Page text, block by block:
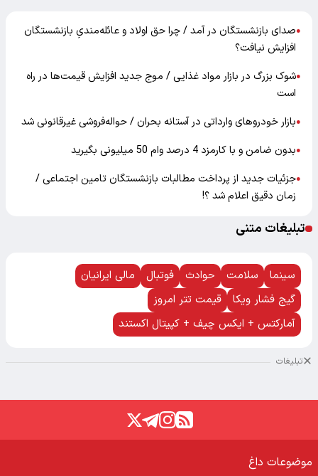
●صدای بازنشستگان در آمد / چرا حق اولاد و عائله‌مندیِ بازنشستگان
افزایش نیافت؟
●شوک بزرگ در بازار مواد غذایی / موج جدید افزایش قیمت‌ها در راه
است
●بازار خودرو‌های وارداتی در آستانه بحران / حواله‌فروشی غیرقانونی شد
●بدون ضامن و با کارمزد 4 درصد وام 50 میلیونی بگیرید
●جزئیات جدید از پرداخت مطالبات بازنشستگان تامین اجتماعی /
زمان دقیق اعلام شد ؟!
تبلیغات متنی
سینما سلامت حوادث فوتبال
مالی ایرانیان
گیج فشار ویکا
قیمت تتر امروز
آمارکتس + ایکس چیف + کپیتال اکستند
تبلیغات
موضوعات داغ